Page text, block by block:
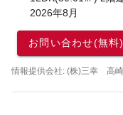
2026年8月
お問い合わせ(無料)
情報提供会社: (株)三幸 高